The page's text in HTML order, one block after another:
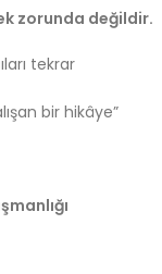
zorunda değildir.
tekrar
bir hikâye”